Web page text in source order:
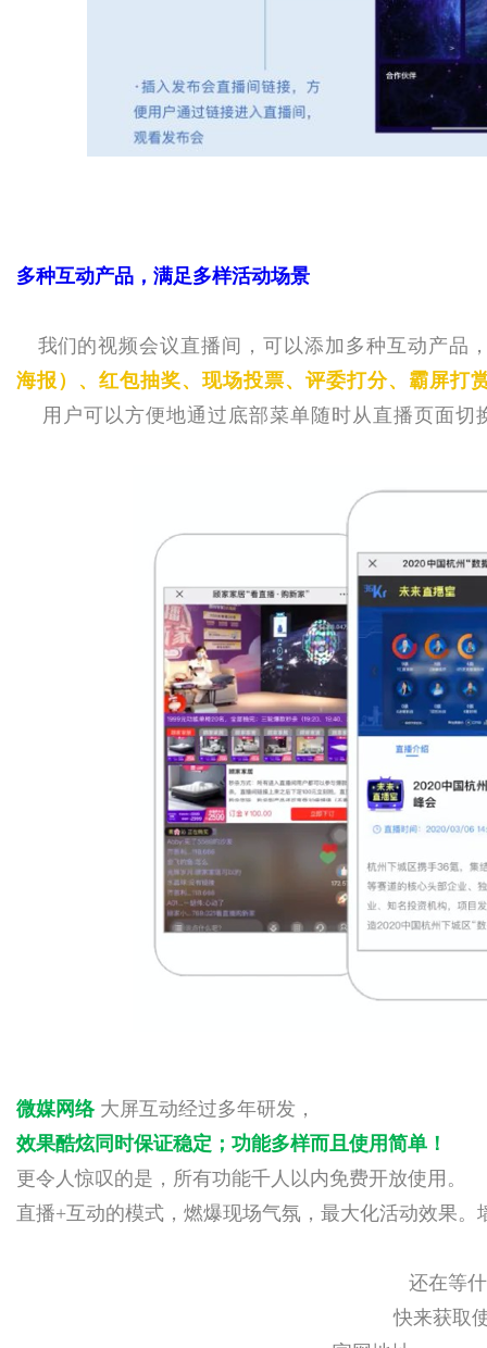
多种互动产品，满足多样活动场景
我们的视频会议直播间， 可以添加多种互动产品
海报）、红包抽奖、现场投票、评委打分、霸屏打
用户可以方便地通过底部菜单随时从直播页面切
微媒网络 大屏互动经过多年研发，
效果酷炫同时保证稳定 ； 功能多样而且使用简单！
更令人惊叹的是，所有功能千人以内免费开放使用。
直播+互动的模式，燃爆现场气氛，最大化活动效果。
还在等
快来获取